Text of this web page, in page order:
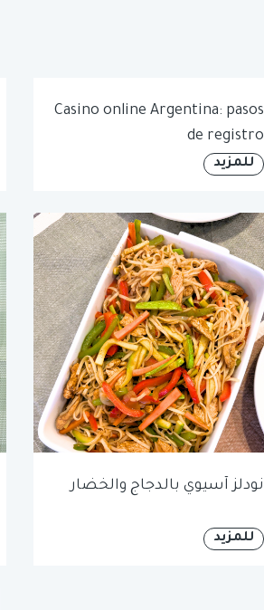
Casino online Argentina: pasos
de registro
للمزيد
نودلز آسيوي بالدجاج والخضار
للمزيد